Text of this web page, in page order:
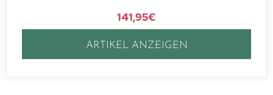
141,95€
ARTIKEL ANZEIGEN